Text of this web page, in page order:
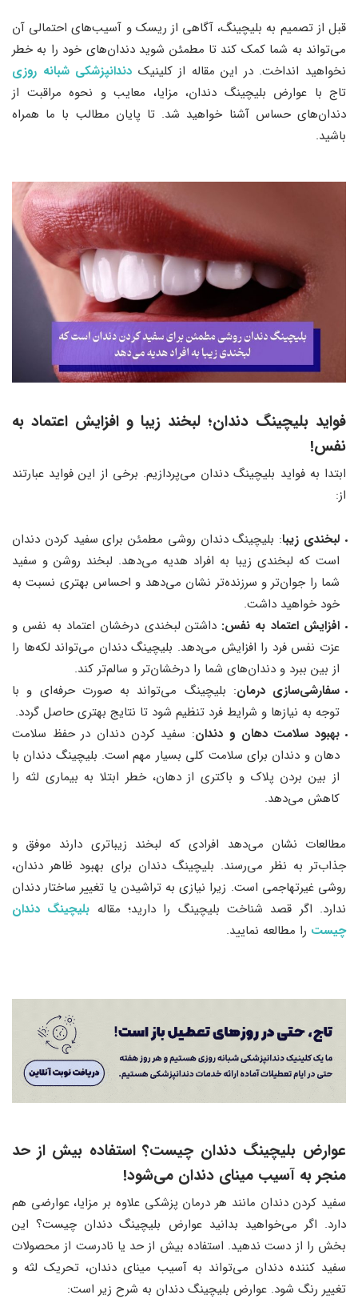
قبل از تصمیم به بلیچینگ، آگاهی از ریسک‌ و آسیب‌های احتمالی آن
می‌تواند به شما کمک کند تا مطمئن شوید دندان‌های خود را به خطر
نخواهید انداخت. در این مقاله از کلینیک دندانپزشکی شبانه روزی
تاج با عوارض بلیچینگ دندان، مزایا، معایب و نحوه مراقبت از
دندان‌های حساس آشنا خواهید شد. تا پایان مطالب با ما همراه
باشید.
فواید بلیچینگ دندان؛ لبخند زیبا و افزایش اعتماد به
نفس!
ابتدا به فواید بلیچینگ دندان می‌پردازیم. برخی از این فواید عبارتند
از:
لبخندی زیبا: بلیچینگ دندان روشی مطمئن برای سفید کردن دندان
است که لبخندی زیبا به افراد هدیه می‌دهد. لبخند روشن و سفید
شما را جوان‌تر و سرزنده‌تر نشان می‌دهد و احساس بهتری نسبت به
خود خواهید داشت.
افزایش اعتماد به نفس: داشتن لبخندی درخشان اعتماد به نفس و
عزت نفس فرد را افزایش می‌دهد. بلیچینگ دندان می‌تواند لکه‌ها را
از بین ببرد و دندان‌های شما را درخشان‌تر و سالم‌تر کند.
سفارشی‌سازی درمان: بلیچینگ می‌تواند به صورت حرفه‌ای و با
توجه به نیازها و شرایط فرد تنظیم شود تا نتایج بهتری حاصل گردد.
بهبود سلامت دهان و دندان: سفید کردن دندان در حفظ سلامت
دهان و دندان برای سلامت کلی بسیار مهم است. بلیچینگ دندان با
از بین بردن پلاک و باکتری از دهان، خطر ابتلا به بیماری لثه را
کاهش می‌دهد.
مطالعات نشان می‌دهد افرادی که لبخند زیباتری دارند موفق و
جذاب‌تر به نظر می‌رسند. بلیچینگ دندان برای بهبود ظاهر دندان،
روشی غیرتهاجمی است. زیرا نیازی به تراشیدن یا تغییر ساختار دندان
ندارد. اگر قصد شناخت بلیچینگ را دارید؛ مقاله بلیچینگ دندان
چیست را مطالعه نمایید.
عوارض بلیچینگ دندان چیست؟ استفاده بیش از حد
منجر به آسیب مینای دندان می‌شود!
سفید کردن دندان مانند هر درمان پزشکی علاوه بر مزایا، عوارضی هم
دارد. اگر می‌خواهید بدانید عوارض بلیچینگ دندان چیست؟ این
بخش را از دست ندهید. استفاده بیش از حد یا نادرست از محصولات
سفید کننده دندان می‌تواند به آسیب مینای دندان، تحریک لثه و
تغییر رنگ شود. عوارض بلیچینگ دندان به شرح زیر است: